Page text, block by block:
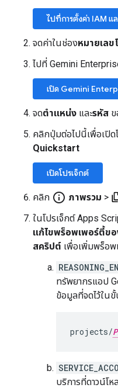
ไปที่การตั้งค่า IAM แ
จดค่าในช่องหมายเลข
ไปที่ Gemini
เปิด Gemini
จดตำแหน่ง และรหัส
คลิกปุ่มต่อไปนี้เพื่อเปิด
Quickstart
เปิดโปรเจ็กต์
คลิก info_outline ภาพรวม >
ในโปรเจ็กต์ Apps
แก้ไขพร็อพเพอร์ตี้ข
สคริปต์ เพื่อเพิ่มพร็อ
ทรัพยากรแอป
ข้อมูลที่จดไว้ใน
projects/
บริการที่ดาวน์โ